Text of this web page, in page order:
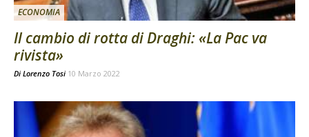
ECONOMIA
Il cambio di rotta di Draghi: «La Pac va
rivista»
Di Lorenzo Tosi 10 Marzo 2022